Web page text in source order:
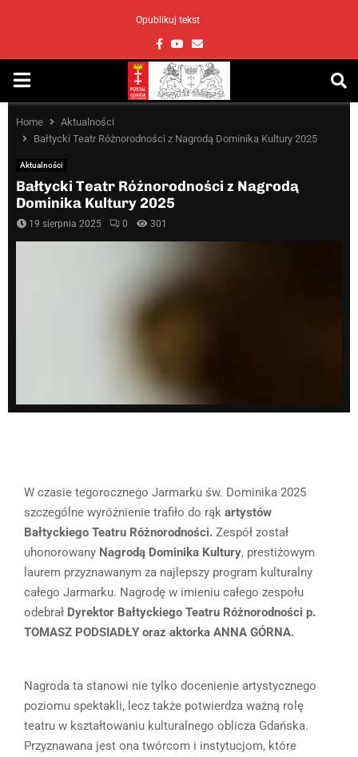
Opublikuj tekst
Facebook
Youtube
Email
PRIMARY
MENU
Home
Aktualności
Bałtycki Teatr Różnorodności z Nagrodą Dominika Kultury 2025
Aktualności
Bałtycki Teatr Różnorodności z Nagrodą
Dominika Kultury 2025
19 sierpnia 2025 0 301
W czasie tegorocznego Jarmarku św. Dominika 2025
szczególne wyróżnienie trafiło do rąk artystów
Bałtyckiego Teatru Różnorodności. Zespół został
uhonorowany Nagrodą Dominika Kultury, prestiżowym
laurem przyznawanym za najlepszy program kulturalny
całego Jarmarku. Nagrodę w imieniu całego zespołu
odebrał Dyrektor Bałtyckiego Teatru Różnorodności p.
TOMASZ PODSIADŁY oraz aktorka ANNA GÓRNA.
Nagroda ta stanowi nie tylko docenienie artystycznego
poziomu spektakli, lecz także potwierdza ważną rolę
teatru w kształtowaniu kulturalnego oblicza Gdańska.
Przyznawana jest ona twórcom i instytucjom, które